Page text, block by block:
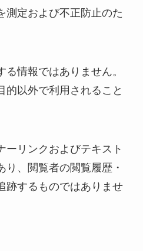
測定および不正防止のた
情報ではありません。
的以外で利用されること
ーリンクおよびテキスト
り、閲覧者の閲覧履歴・
跡するものではありませ